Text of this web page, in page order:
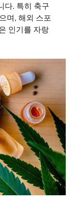
다. 특히 축구
며, 해외 스포
인기를 자랑